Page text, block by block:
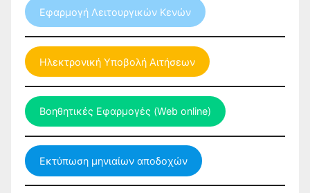
Εφαρμογή Λειτουργικών Κενών
Ηλεκτρονική Υποβολή Αιτήσεων
Βοηθητικές Εφαρμογές (Web online)
Εκτύπωση μηνιαίων αποδοχών